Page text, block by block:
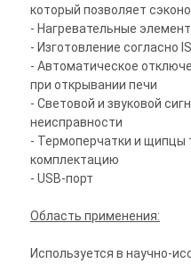
который позволяет
- Нагревательные
- Изготовление согласно
- Автоматическое
при открывании печи
- Световой и звуковой
неисправности
- Термоперчатки и щипцы
комплектацию
- USB-порт
Область применения:
Используется в научно-